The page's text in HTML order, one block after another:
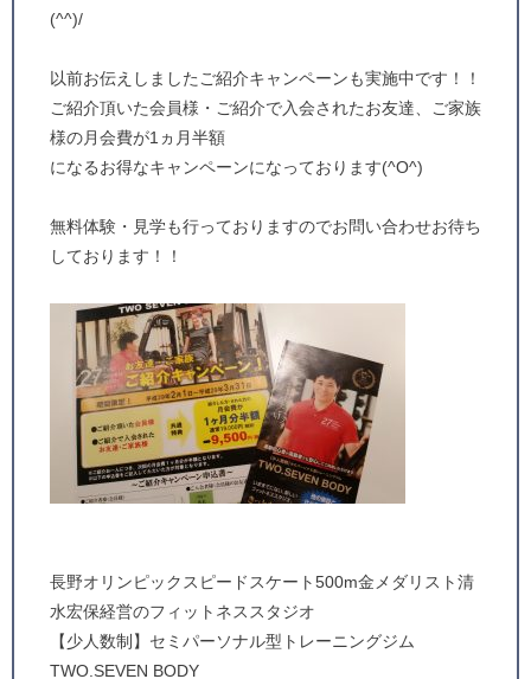
(^^)/
以前お伝えしましたご紹介キャンペーンも実施中です！！
ご紹介頂いた会員様・ご紹介で入会されたお友達、ご家族
様の月会費が1ヵ月半額
になるお得なキャンペーンになっております(^O^)
無料体験・見学も行っておりますのでお問い合わせお待ち
しております！！
長野オリンピックスピードスケート500m金メダリスト清
水宏保経営のフィットネススタジオ
【少人数制】セミパーソナル型トレーニングジム
TWO.SEVEN BODY